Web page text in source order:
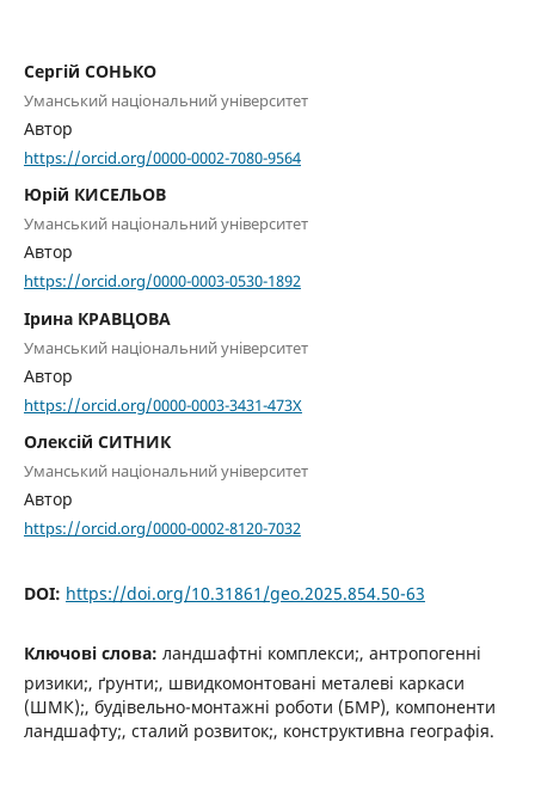
Сергій СОНЬКО
Уманський національний університет
Автор
https://orcid.org/0000-0002-7080-9564
Юрій КИСЕЛЬОВ
Уманський національний університет
Автор
https://orcid.org/0000-0003-0530-1892
Ірина КРАВЦОВА
Уманський національний університет
Автор
https://orcid.org/0000-0003-3431-473X
Олексій СИТНИК
Уманський національний університет
Автор
https://orcid.org/0000-0002-8120-7032
DOI: https://doi.org/10.31861/geo.2025.854.50-63
Ключові слова: ландшафтні комплекси;, антропогенні
ризики;, ґрунти;, швидкомонтовані металеві каркаси
(ШМК);, будівельно-монтажні роботи (БМР), компоненти
ландшафту;, сталий розвиток;, конструктивна географія.